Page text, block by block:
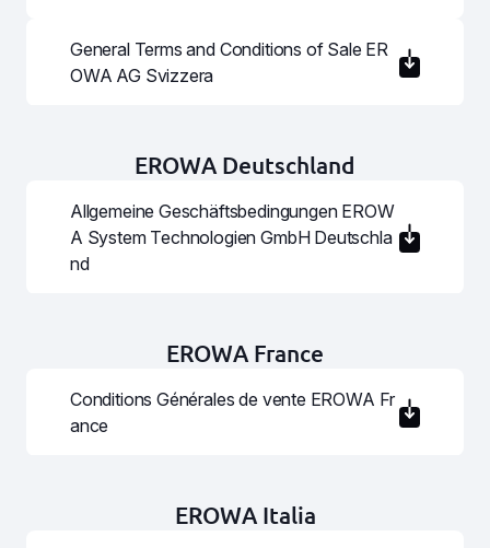
General Terms and Conditions of Sale ER
OWA AG Svizzera
EROWA Deutschland
Allgemeine Geschäftsbedingungen EROW
A System Technologien GmbH Deutschla
nd
EROWA France
Conditions Générales de vente EROWA Fr
ance
EROWA Italia